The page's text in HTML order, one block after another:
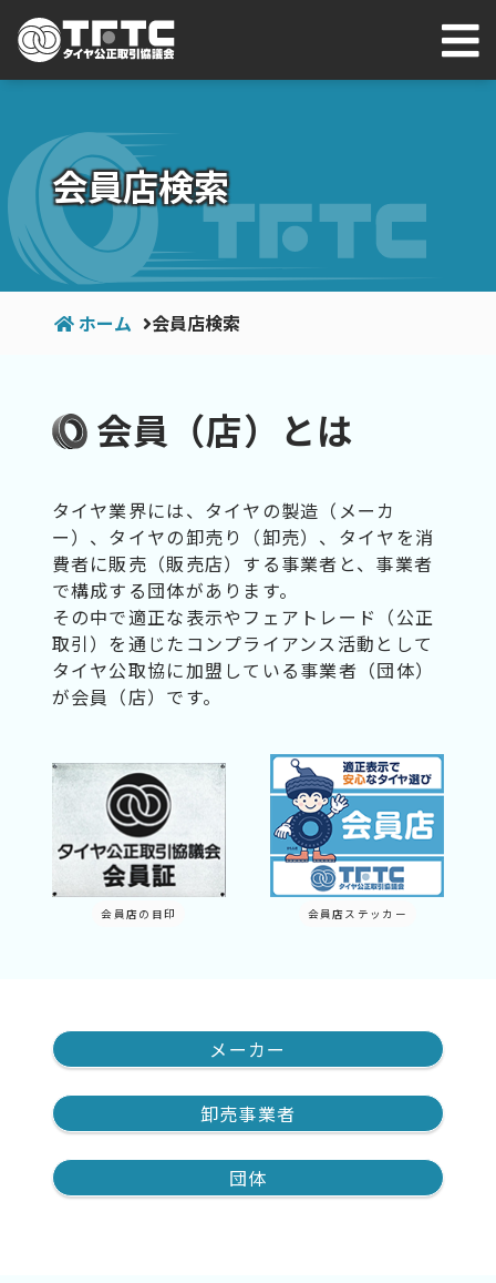
会員店検索
ホーム 会員店検索
会員（店）とは
タイヤ業界には、タイヤの製造（メーカ
ー）、タイヤの卸売り（卸売）、タイヤを消
費者に販売（販売店）する事業者と、事業者
で構成する団体があります。
その中で適正な表示やフェアトレード（公正
取引）を通じたコンプライアンス活動として
タイヤ公取協に加盟している事業者（団体）
が会員（店）です。
会員店の目印 会員店ステッカー
メーカー
卸売事業者
団体